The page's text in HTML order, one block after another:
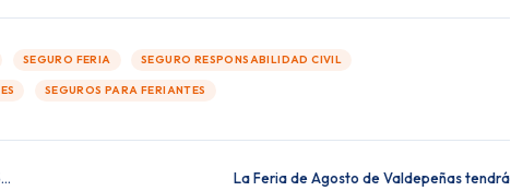
SEGURO FERIA SEGURO RESPONSABILIDAD CIVIL
SEGUROS PARA FERIANTES
La Feria de Agosto de Valdepeñas tendrá